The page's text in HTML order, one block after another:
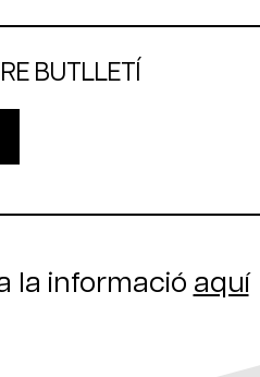
BUTLLETÍ
la informació aquí